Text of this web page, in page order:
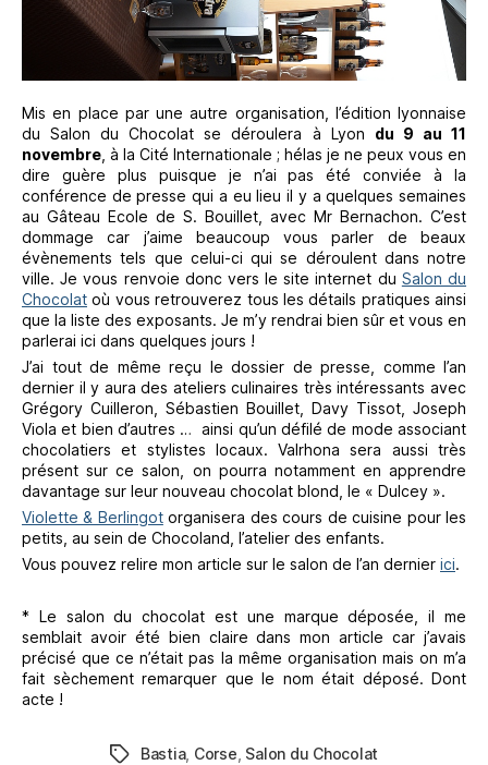
Mis en place par une autre organisation, l’édition lyonnaise
du Salon du Chocolat se déroulera à Lyon du 9 au 11
novembre, à la Cité Internationale ; hélas je ne peux vous en
dire guère plus puisque je n’ai pas été conviée à la
conférence de presse qui a eu lieu il y a quelques semaines
au Gâteau Ecole de S. Bouillet, avec Mr Bernachon. C’est
dommage car j’aime beaucoup vous parler de beaux
évènements tels que celui-ci qui se déroulent dans notre
ville. Je vous renvoie donc vers le site internet du Salon du
Chocolat où vous retrouverez tous les détails pratiques ainsi
que la liste des exposants. Je m’y rendrai bien sûr et vous en
parlerai ici dans quelques jours !
J’ai tout de même reçu le dossier de presse, comme l’an
dernier il y aura des ateliers culinaires très intéressants avec
Grégory Cuilleron, Sébastien Bouillet, Davy Tissot, Joseph
Viola et bien d’autres … ainsi qu’un défilé de mode associant
chocolatiers et stylistes locaux. Valrhona sera aussi très
présent sur ce salon, on pourra notamment en apprendre
davantage sur leur nouveau chocolat blond, le « Dulcey ».
Violette & Berlingotorganisera des cours de cuisine pour les
petits, au sein de Chocoland, l’atelier des enfants.
Vous pouvez relire mon article sur le salon de l’an dernier ici.
* Le salon du chocolat est une marque déposée, il me
semblait avoir été bien claire dans mon article car j’avais
précisé que ce n’était pas la même organisation mais on m’a
fait sèchement remarquer que le nom était déposé. Dont
acte !
Étiquettes
Bastia, Corse, Salon du Chocolat